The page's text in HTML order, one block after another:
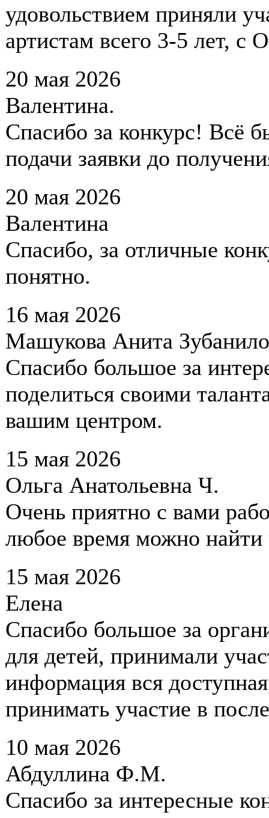
удовольствием приняли
артистам всего 3-5 лет, с
20 мая 2026
Валентина.
Спасибо за конкурс! Всё
подачи заявки до
20 мая 2026
Валентина
Спасибо, за отличные
понятно.
16 мая 2026
Машукова Анита
Спасибо большое за
поделиться своими
вашим центром.
15 мая 2026
Ольга Анатольевна Ч.
Очень приятно с вами
любое время можно
15 мая 2026
Елена
Спасибо большое за
для детей, принимали
информация вся
принимать участие в
10 мая 2026
Абдуллина Ф.М.
Спасибо за интересные